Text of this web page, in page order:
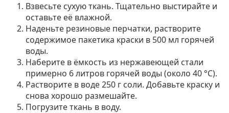
Взвесьте сухую ткань. Тщательно выстирайте и
оставьте её влажной.
Наденьте резиновые перчатки, растворите
содержимое пакетика краски в 500 мл горячей
воды.
Наберите в ёмкость из нержавеющей стали
примерно 6 литров горячей воды (около 40 °C).
Растворите в воде 250 г соли. Добавьте краску и
снова хорошо размешайте.
Погрузите ткань в воду.